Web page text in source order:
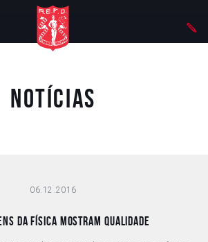
Notícias
06.12.2016
DA FÍSICA MOSTRAM QUALIDADE